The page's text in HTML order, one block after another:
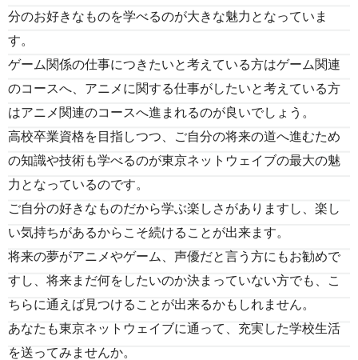
分のお好きなものを学べるのが大きな魅力となっていま
す。
ゲーム関係の仕事につきたいと考えている方はゲーム関連
のコースへ、アニメに関する仕事がしたいと考えている方
はアニメ関連のコースへ進まれるのが良いでしょう。
高校卒業資格を目指しつつ、ご自分の将来の道へ進むため
の知識や技術も学べるのが東京ネットウェイブの最大の魅
力となっているのです。
ご自分の好きなものだから学ぶ楽しさがありますし、楽し
い気持ちがあるからこそ続けることが出来ます。
将来の夢がアニメやゲーム、声優だと言う方にもお勧めで
すし、将来まだ何をしたいのか決まっていない方でも、こ
ちらに通えば見つけることが出来るかもしれません。
あなたも東京ネットウェイブに通って、充実した学校生活
を送ってみませんか。